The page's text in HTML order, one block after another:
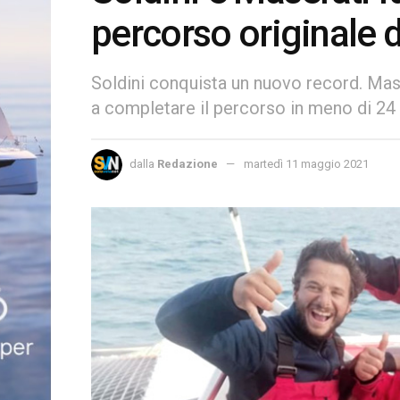
percorso originale
Soldini conquista un nuovo record.
a completare il percorso in meno di
dalla Redazione martedì 11 maggio 2021